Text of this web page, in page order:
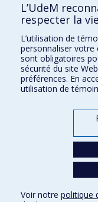
BESOIN D'AIDE?
Plan du site
Signaler une erreur
Accessibilité
FACULTÉ DES ARTS ET
Nos programmes et cours
Conditions d’utilisation
L’UdeM
respecter la
L’utilisation de
personnaliser votre
sont obligatoires
sécurité du site
préférences. En
utilisation de
Voir notre politique